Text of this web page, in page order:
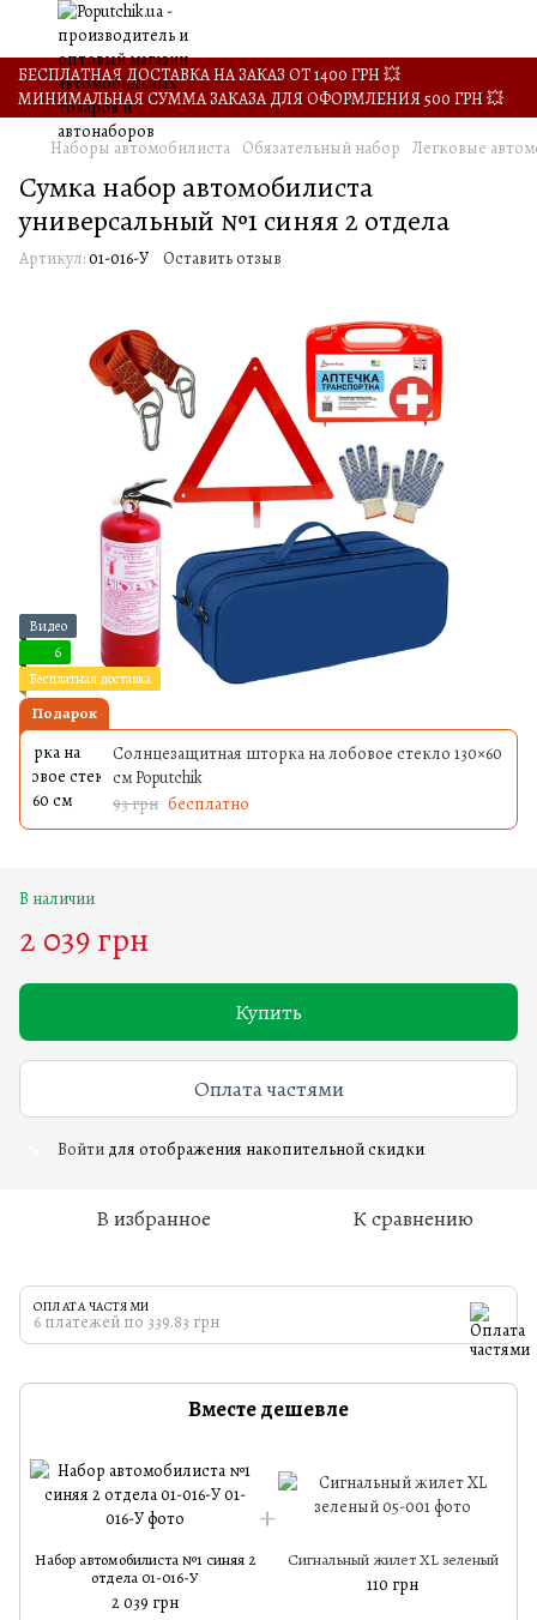
БЕСПЛАТНАЯ ДОСТАВКА НА ЗАКАЗ ОТ 1400 ГРН 💥
МИНИМАЛЬНАЯ СУММА ЗАКАЗА ДЛЯ ОФОРМЛЕНИЯ 500 ГРН 💥
Наборы автомобилиста Обязательный набор Легковые
Сумка набор автомобилиста
универсальный №1 синяя 2 отдела
Артикул:01-016-У Оставить отзыв
Видео
6
Бесплатная доставка
Подарок
Солнцезащитная шторка на лобовое стекло 130×60
см Poputchik
93 грн бесплатно
В наличии
2 039 грн
Купить
Оплата частями
Войти для отображения накопительной скидки
В избранное К сравнению
ОПЛАТА ЧАСТЯМИ
6 платежей по 339.83 грн
Вместе дешевле
Набор автомобилиста №1 синяя 2
отдела 01-016-У
2 039 грн
Сигнальный жилет XL зеленый
110 грн